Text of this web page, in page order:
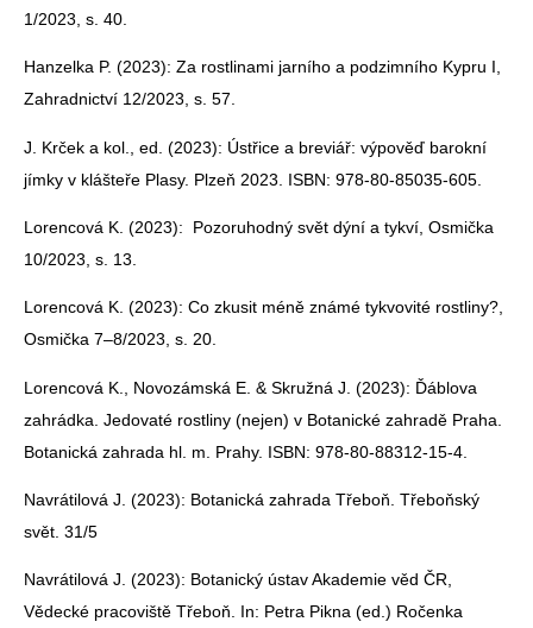
1/2023, s. 40.
Hanzelka P. (2023): Za rostlinami jarního a podzimního Kypru I,
Zahradnictví 12/2023, s. 57.
J. Krček a kol., ed. (2023): Ústřice a breviář: výpověď barokní
jímky v klášteře Plasy. Plzeň 2023. ISBN: 978-80-85035-605.
Lorencová K. (2023): Pozoruhodný svět dýní a tykví, Osmička
10/2023, s. 13.
Lorencová K. (2023): Co zkusit méně známé tykvovité rostliny?,
Osmička 7–8/2023, s. 20.
Lorencová K., Novozámská E. & Skružná J. (2023): Ďáblova
zahrádka. Jedovaté rostliny (nejen) v Botanické zahradě Praha.
Botanická zahrada hl. m. Prahy. ISBN: 978-80-88312-15-4.
Navrátilová J. (2023): Botanická zahrada Třeboň. Třeboňský
svět. 31/5
Navrátilová J. (2023): Botanický ústav Akademie věd ČR,
Vědecké pracoviště Třeboň. In: Petra Pikna (ed.) Ročenka